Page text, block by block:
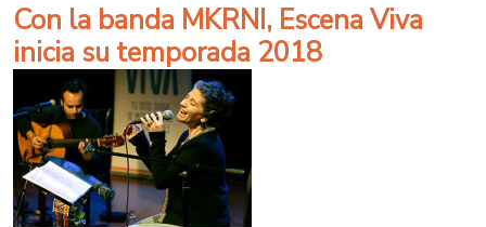
Con la banda MKRNI, Escena Viva
inicia su temporada 2018